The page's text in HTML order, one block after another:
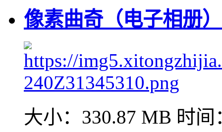
像素曲奇（电子相册
大小：330.87 MB 时间